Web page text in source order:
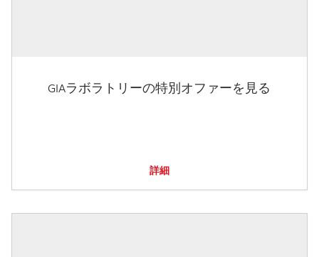
GIAラボラトリーの特別オファーを見る
詳細